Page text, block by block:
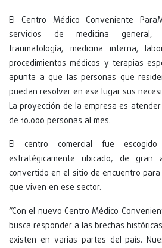
El Centro Médico Conveniente
servicios de medicina general,
traumatología, medicina interna,
procedimientos médicos y terapias
apunta a que las personas que
puedan resolver en ese lugar sus
La proyección de la empresa es
de 10.000 personas al mes.
El centro comercial fue
estratégicamente ubicado, de
convertido en el sitio de encuentro
que viven en ese sector.
“Con el nuevo Centro Médico
busca responder a las brechas
existen en varias partes del país.